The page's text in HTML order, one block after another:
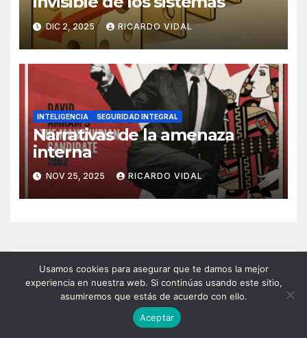
DIC 2, 2025 RICARDO VIDAL
INTELIGENCIA SEGURIDAD INTEGRAL
Narrativas de la amenaza
interna
NOV 25, 2025 RICARDO VIDAL
Usamos cookies para asegurar que te damos la mejor
experiencia en nuestra web. Si continúas usando este sitio,
asumiremos que estás de acuerdo con ello.
Aceptar